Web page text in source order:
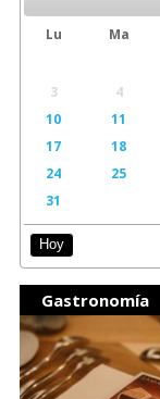
Lu Ma
3
4
10
11
17
18
24
25
31
Hoy
Gastronomía